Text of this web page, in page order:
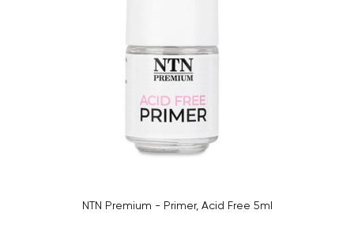
NTN Premium - Primer, Acid Free 5ml